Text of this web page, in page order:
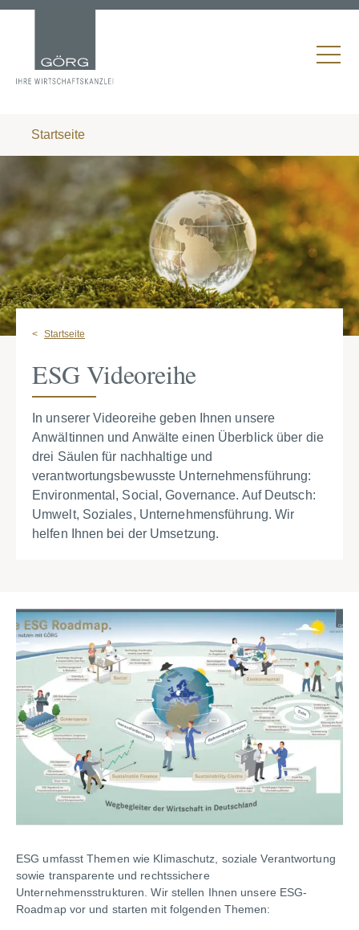
Startseite
Startseite
ESG Videoreihe
In unserer Videoreihe geben Ihnen unsere
Anwältinnen und Anwälte einen Überblick über die
drei Säulen für nachhaltige und
verantwortungsbewusste Unternehmensführung:
Environmental, Social, Governance. Auf Deutsch:
Umwelt, Soziales, Unternehmensführung. Wir
helfen Ihnen bei der Umsetzung.
ESG umfasst Themen wie Klimaschutz, soziale Verantwortung
sowie transparente und rechtssichere
Unternehmensstrukturen. Wir stellen Ihnen unsere ESG-
Roadmap vor und starten mit folgenden Themen: